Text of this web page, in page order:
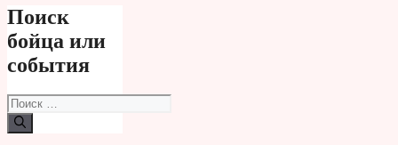
Поиск
бойца или
события
Поиск: